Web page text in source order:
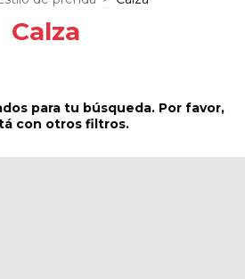
Calza
para tu búsqueda. Por favor,
con otros filtros.